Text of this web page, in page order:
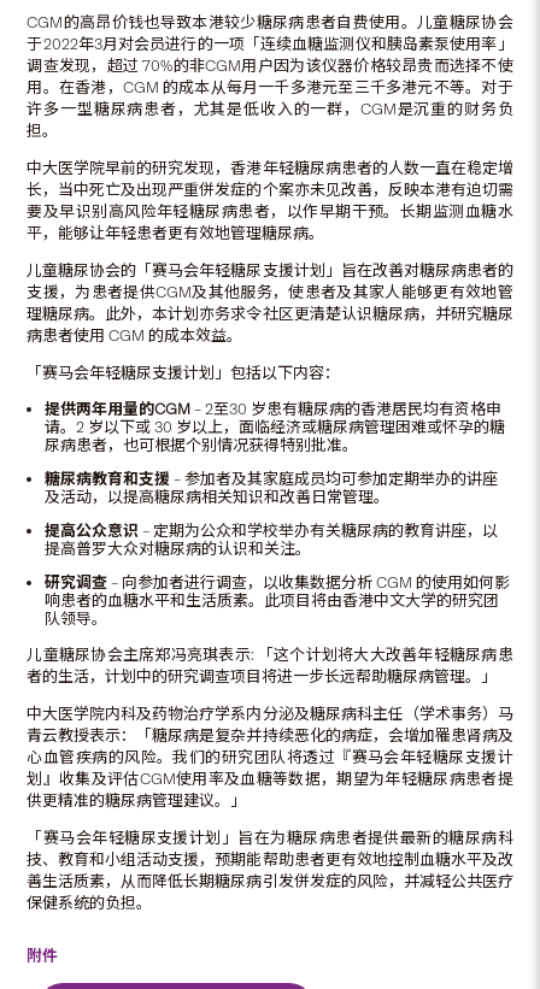
CGM的高昂价钱也导致本港较少糖尿病患者自费使用。儿童糖尿协会
于2022年3月对会员进行的一项「连续血糖监测仪和胰岛素泵使用率」
调查发现，超过 70%的非CGM用户因为该仪器价格较昂贵而选择不使
用。在香港，CGM 的成本从每月一千多港元至三千多港元不等。对于
许多一型糖尿病患者，尤其是低收入的一群，CGM是沉重的财务负
担。
中大医学院早前的研究发现，香港年轻糖尿病患者的人数一直在稳定增
长，当中死亡及出现严重併发症的个案亦未见改善，反映本港有迫切需
要及早识别高风险年轻糖尿病患者，以作早期干预。长期监测血糖水
平，能够让年轻患者更有效地管理糖尿病。
儿童糖尿协会的「赛马会年轻糖尿支援计划」旨在改善对糖尿病患者的
支援，为患者提供CGM及其他服务，使患者及其家人能够更有效地管
理糖尿病。此外，本计划亦务求令社区更清楚认识糖尿病，并研究糖尿
病患者使用 CGM 的成本效益。
「赛马会年轻糖尿支援计划」包括以下内容：
提供两年用量的CGM– 2至30 岁患有糖尿病的香港居民均有资格申
请。2 岁以下或 30 岁以上，面临经济或糖尿病管理困难或怀孕的糖
尿病患者，也可根据个别情况获得特别批准。
糖尿病教育和支援 – 参加者及其家庭成员均可参加定期举办的讲座
及活动，以提高糖尿病相关知识和改善日常管理。
提高公众意识 – 定期为公众和学校举办有关糖尿病的教育讲座，以
提高普罗大众对糖尿病的认识和关注。
研究调查– 向参加者进行调查，以收集数据分析 CGM 的使用如何影
响患者的血糖水平和生活质素。此项目将由香港中文大学的研究团
队领导。
儿童糖尿协会主席郑冯亮琪表示: 「这个计划将大大改善年轻糖尿病患
者的生活，计划中的研究调查项目将进一步长远帮助糖尿病管理。」
中大医学院内科及药物治疗学系内分泌及糖尿病科主任（学术事务）马
青云教授表示：「糖尿病是复杂并持续恶化的病症，会增加罹患肾病及
心血管疾病的风险。我们的研究团队将透过『赛马会年轻糖尿支援计
划』收集及评估CGM使用率及血糖等数据，期望为年轻糖尿病患者提
供更精准的糖尿病管理建议。」
「赛马会年轻糖尿支援计划」旨在为糖尿病患者提供最新的糖尿病科
技、教育和小组活动支援，预期能帮助患者更有效地控制血糖水平及改
善生活质素，从而降低长期糖尿病引发併发症的风险，并减轻公共医疗
保健系统的负担。
附件